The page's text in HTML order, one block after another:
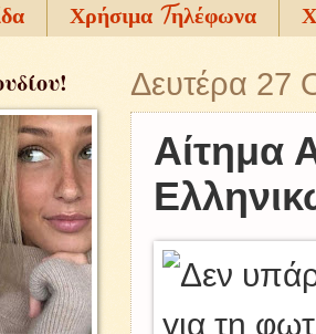
Χρήσιμα Tηλέφωνα
Δευτέρα 27
Αίτημα